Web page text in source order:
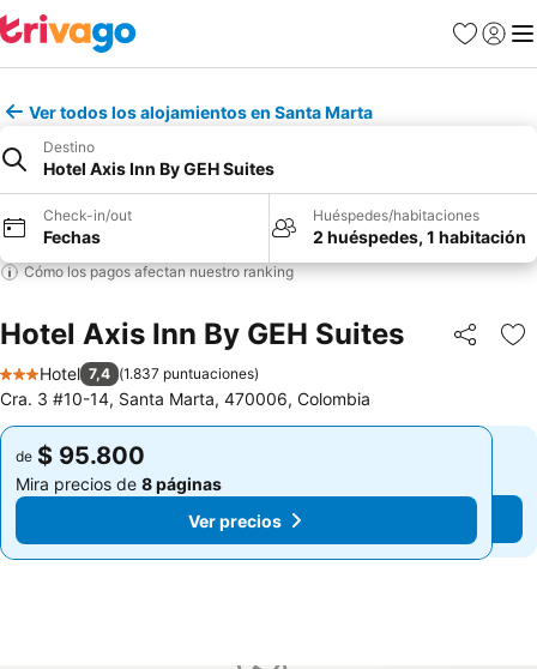
Favoritos
Iniciar
Ver todos los alojamientos en Santa Marta
Destino
Hotel Axis Inn By GEH Suites
Check-in/out
Fechas
Huéspedes/habitaciones
2 huéspedes, 1 habitación
Cómo los pagos afectan nuestro ranking
Hotel Axis Inn By GEH Suites Compartir
3 Estrellas
Hotel 7,4 (1.837 puntuaciones)
Cra. 3 #10-14, Santa Marta, 470006, Colombia
de $ 95.800
Mira precios de 8 páginas
Ver precios
de $ 95.800
Mira precios de 8 páginas
Ver precios